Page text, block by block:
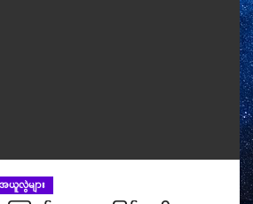
အယူလွဲများ